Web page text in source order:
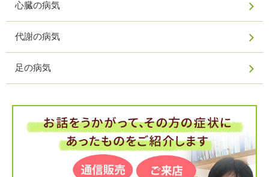
心臓の病気
代謝の病気
足の病気